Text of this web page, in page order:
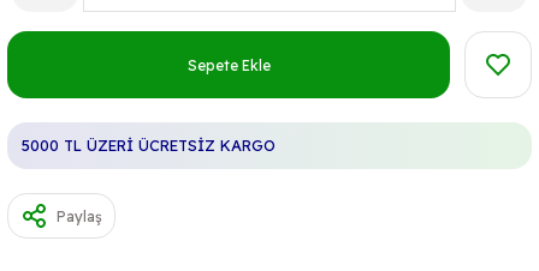
Sepete Ekle
5000 TL ÜZERİ ÜCRETSİZ KARGO
Paylaş